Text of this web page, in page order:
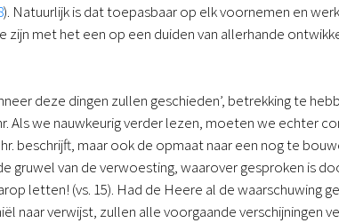
). Natuurlijk is dat toepasbaar op elk voornemen en
zijn met het een op een duiden van allerhande
deze dingen zullen geschieden’, betrekking te
Als we nauwkeurig verder lezen, moeten we echter
beschrijft, maar ook de opmaat naar een nog te
gruwel van de verwoesting, waarover gesproken is
letten! (vs. 15). Had de Heere al de waarschuwing
naar verwijst, zullen alle voorgaande verschijningen